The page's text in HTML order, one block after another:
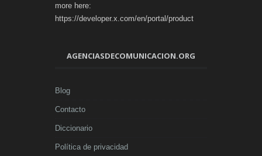
more here:
https://developer.x.com/en/portal/product
AGENCIASDECOMUNICACION.ORG
Blog
Contacto
Diccionario
Política de privacidad